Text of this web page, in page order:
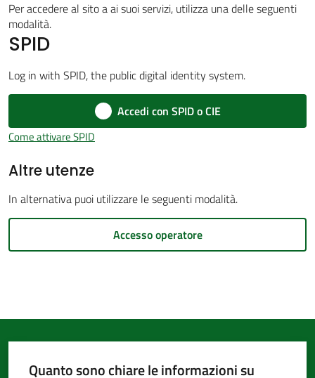
Vivere
d'Argile
Amministrazione
Trasparente
gli
Per accedere al sito a ai suoi servizi, utilizza una delle seguenti
modalità.
SPID
Log in with SPID, the public digital identity system.
Accedi con SPID o CIE
Come attivare SPID
Altre utenze
In alternativa puoi utilizzare le seguenti modalità.
Accesso operatore
Quanto sono chiare le informazioni su